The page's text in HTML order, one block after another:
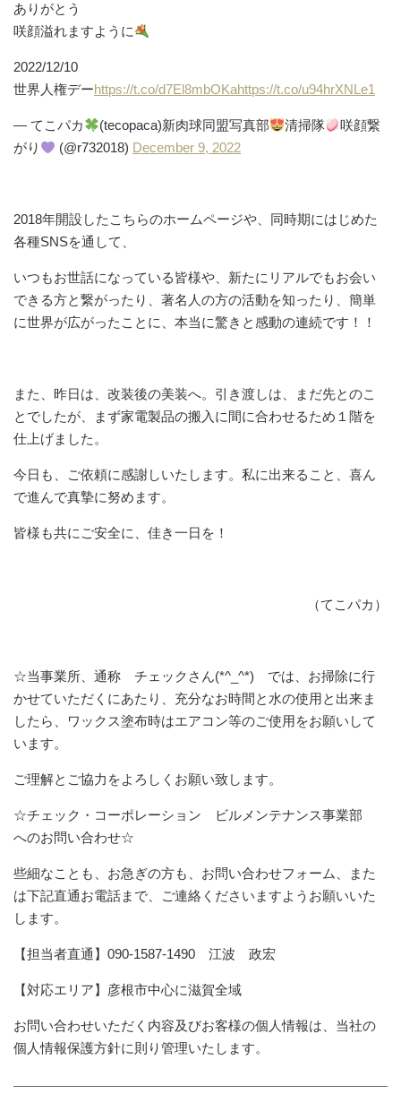
ありがとう
咲顔溢れますように
2022/12/10
世界人権デーhttps://t.co/d7El8mbOKahttps://t.co/u94hrXNLe1
— てこパカ (tecopaca)新肉球同盟写真部 清掃隊
咲顔繋
がり
(@r732018) December 9, 2022
2018年開設したこちらのホームページや、同時期にはじめた
各種SNSを通して、
いつもお世話になっている皆様や、新たにリアルでもお会い
できる方と繋がったり、著名人の方の活動を知ったり、簡単
に世界が広がったことに、本当に驚きと感動の連続です！！
また、昨日は、改装後の美装へ。引き渡しは、まだ先とのこ
とでしたが、まず家電製品の搬入に間に合わせるため１階を
仕上げました。
今日も、ご依頼に感謝しいたします。私に出来ること、喜ん
で進んで真摯に努めます。
皆様も共にご安全に、佳き一日を！
（てこパカ）
☆当事業所、通称 チェックさん(*^_^*) では、お掃除に行
かせていただくにあたり、充分なお時間と水の使用と出来ま
したら、ワックス塗布時はエアコン等のご使用をお願いして
います。
ご理解とご協力をよろしくお願い致します。
☆チェック・コーポレーション ビルメンテナンス事業部
へのお問い合わせ☆
些細なことも、お急ぎの方も、お問い合わせフォーム、また
は下記直通お電話まで、ご連絡くださいますようお願いいた
します。
【担当者直通】090-1587-1490 江波 政宏
【対応エリア】彦根市中心に滋賀全域
お問い合わせいただく内容及びお客様の個人情報は、当社の
個人情報保護方針に則り管理いたします。